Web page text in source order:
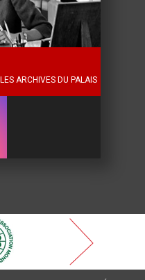
LES ARCHIVES DU PALAIS